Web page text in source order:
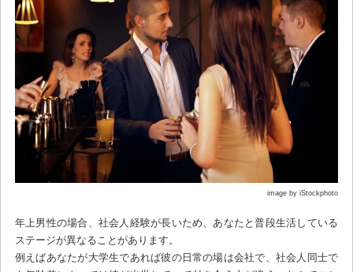
image by iStockphoto
年上男性の場合、社会人経験が長いため、あなたと普段生活している
ステージが異なることがあります。
例えばあなたが大学生であれば彼の日常の場は会社で、社会人同士で